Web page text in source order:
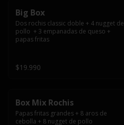
Big Box
Dos rochis classic doble + 4 nugget de
pollo  + 3 empanadas de queso +
papas fritas
$19.990
Box Mix Rochis
Papas fritas grandes + 8 aros de
cebolla + 8 nugget de pollo